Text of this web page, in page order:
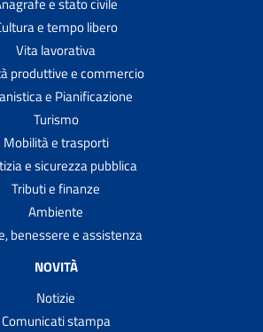
e tempo libero
Vita lavorativa
produttive e commercio
e Pianificazione
Turismo
Mobilità e trasporti
e sicurezza pubblica
Tributi e finanze
Ambiente
benessere e assistenza
NOVITÀ
Notizie
Comunicati stampa